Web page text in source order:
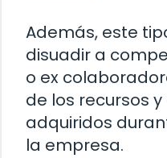
Además, este
disuadir a
o ex
de los recursos
adquiridos
la empresa.